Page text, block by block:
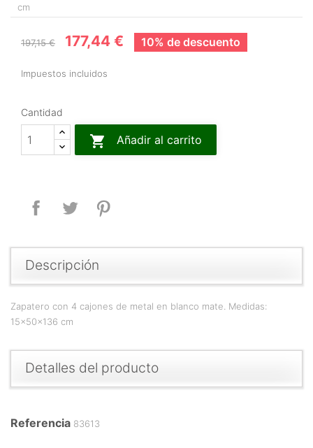
cm
197,15 € 177,44 € 10% de descuento
Impuestos incluidos
Cantidad
 Añadir al carrito
CompartirTuitear
Descripción
Zapatero con 4 cajones de metal en blanco mate. Medidas:
15x50x136 cm
Detalles del producto
Referencia 83613